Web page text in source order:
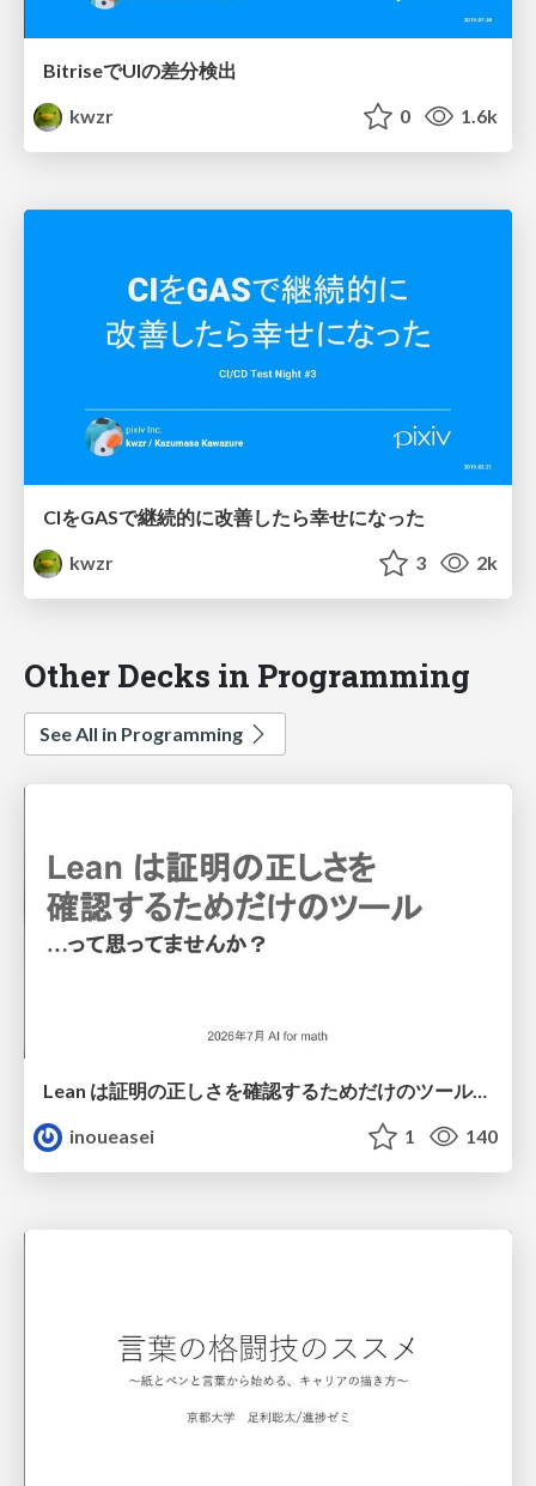
BitriseでUIの差分検出
kwzr
0 1.6k
CIをGASで継続的に改善したら幸せになった
kwzr
3 2k
Other Decks in Programming
See All in Programming
Lean は証明の正しさを確認するためだけのツールって思ってませんか？
inoueasei
1 140